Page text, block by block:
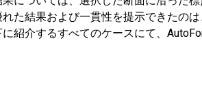
た結果および一貫性を提示できたの
紹介するすべてのケースにて、